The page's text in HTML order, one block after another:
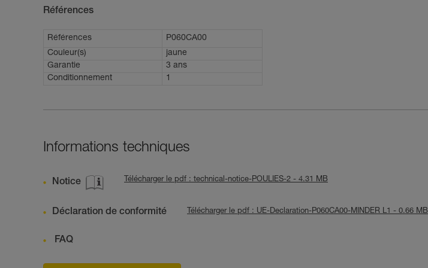
Références
Références
P060CA00
Couleur(s)
jaune
Garantie
3 ans
Conditionnement
1
Informations techniques
Notice Télécharger le pdf : technical-notice-POULIES-2 - 4.31 MB
Déclaration de conformité Télécharger le pdf : UE-Declaration-P060CA00-MINDER L1 - 0.66 MB
FAQ